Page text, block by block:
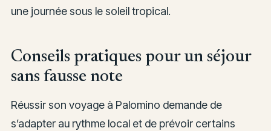
une journée sous le soleil tropical.
Conseils pratiques pour un séjour
sans fausse note
Réussir son voyage à Palomino demande de
s’adapter au rythme local et de prévoir certains